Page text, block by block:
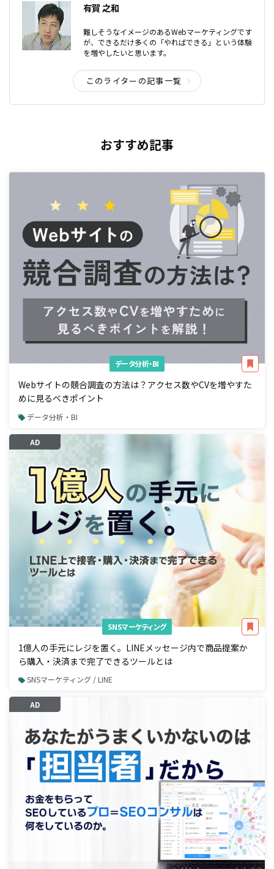
有賀 之和
難しそうなイメージのあるWebマーケティングです
が、できるだけ多くの「やればできる」という体験
を増やしたいと思います。
このライターの記事一覧
おすすめ記事
データ分析・BI
Webサイトの競合調査の方法は？アクセス数やCVを増やすた
めに見るべきポイント
データ分析・BI
AD
SNSマーケティング
1億人の手元にレジを置く。LINEメッセージ内で商品提案か
ら購入・決済まで完了できるツールとは
SNSマーケティング / LINE
AD